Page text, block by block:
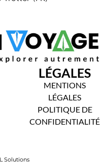
LÉGALES
MENTIONS
LÉGALES
POLITIQUE DE
CONFIDENTIALITÉ
Solutions